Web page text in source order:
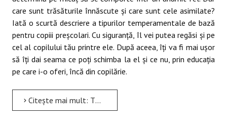
care sunt trăsăturile înnăscute şi care sunt cele asimilate?
Iată o scurtă descriere a tipurilor temperamentale de bază
pentru copiii preşcolari. Cu siguranţă, îl vei putea regăsi şi pe
cel al copilului tău printre ele. După aceea, îţi va fi mai uşor
să îţi dai seama ce poţi schimba la el şi ce nu, prin educaţia
pe care i-o oferi, încă din copilărie.
Citește mai mult: TEMPERAMENTUL SCOLARILOR-INFLUENTE ASUPRA INVATARII